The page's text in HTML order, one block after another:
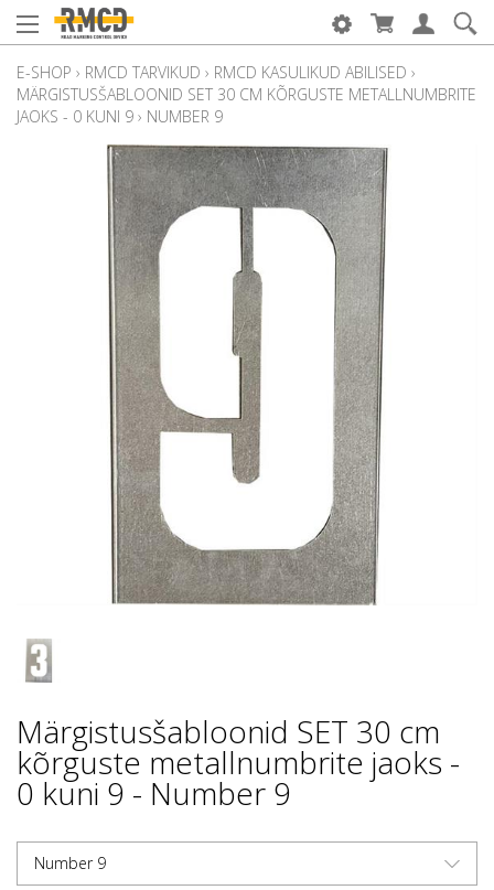
E-SHOP › RMCD TARVIKUD › RMCD KASULIKUD ABILISED ›
MÄRGISTUSŠABLOONID SET 30 CM KÕRGUSTE METALLNUMBRITE
JAOKS - 0 KUNI 9 › NUMBER 9
Märgistusšabloonid SET 30 cm
kõrguste metallnumbrite jaoks -
0 kuni 9 - Number 9
Number 9